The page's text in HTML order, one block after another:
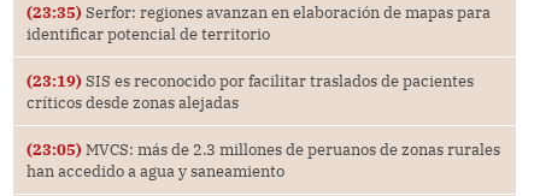
(23:35) Serfor: regiones avanzan en elaboración de mapas para
identificar potencial de territorio
(23:19) SIS es reconocido por facilitar traslados de pacientes
críticos desde zonas alejadas
(23:05) MVCS: más de 2.3 millones de peruanos de zonas rurales
han accedido a agua y saneamiento